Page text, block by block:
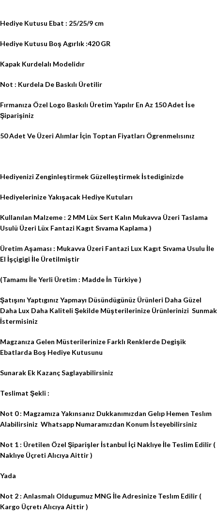
Hediye Kutusu Ebat : 25/25/9 cm
Hediye Kutusu Boş Agırlık :420 GR
Kapak Kurdelalı Modelidır
Not : Kurdela De Baskılı Üretilir
Fırmanıza Özel Logo Baskılı Üretim Yapılır En Az 150 Adet İse
Şiparişiniz
50 Adet Ve Üzeri Alımlar İçin Toptan Fiyatları Ögrenmelısınız
Hediyenizi Zenginleştirmek Güzelleştirmek İstediginizde
Hediyelerinize Yakışacak Hediye Kutuları
Kullanılan Malzeme : 2 MM Lüx Sert Kalın Mukavva Üzeri Taslama
Usulü Üzeri Lüx Fantazi Kagıt Sıvama Kaplama )
Üretim Aşaması : Mukavva Üzeri Fantazi Lux Kagıt Sıvama Usulu İle
El İşçigigi İle Üretilmiştir
(Tamamı İle Yerli Üretim : Madde İn Türkiye )
Şatışını Yaptıgınız Yapmayı Düsündügünüz Ürünleri Daha Güzel
Daha Lux Daha Kaliteli Şekilde Müşterilerinize Ürünlerinizi Sunmak
İstermisiniz
Magzanıza Gelen Müsterilerinize Farklı Renklerde Degişik
Ebatlarda Boş Hediye Kutusunu
Sunarak Ek Kazanç Saglayabilirsiniz
Teslimat Şekli :
Not 0 : Magzamıza Yakınsanız Dukkanımızdan Gelıp Hemen Teslım
Alabilirsiniz Whatsapp Numaramızdan Konum İsteyebilirsiniz
Not 1 : Üretilen Özel Şiparişler İstanbul İçi Naklıye İle Teslim Edilir (
Naklıye Üçreti Alıcıya Aittir )
Yada
Not 2 : Anlasmalı Oldugumuz MNG İle Adresinize Teslım Edilir (
Kargo Üçretı Alıcıya Aittir )